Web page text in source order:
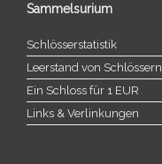
Sammelsurium
Schlösserstatistik
Leerstand von Schlössern
Ein Schloss für 1 EUR
Links & Verlinkungen